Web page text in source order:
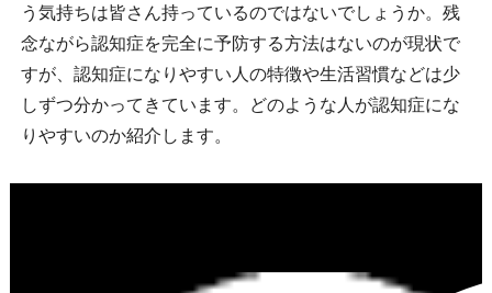
う気持ちは皆さん持っているのではないでしょうか。残
念ながら認知症を完全に予防する方法はないのが現状で
すが、認知症になりやすい人の特徴や生活習慣などは少
しずつ分かってきています。どのような人が認知症にな
りやすいのか紹介します。